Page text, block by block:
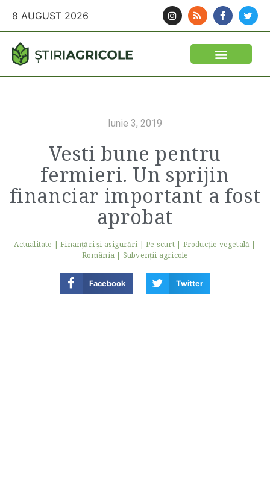
8 AUGUST 2026
Iunie 3, 2019
Vesti bune pentru
fermieri. Un sprijin
financiar important a fost
aprobat
Actualitate |Finanţări şi asigurări |Pe scurt| Producție vegetală |
România | Subvenții agricole
Facebook Twitter